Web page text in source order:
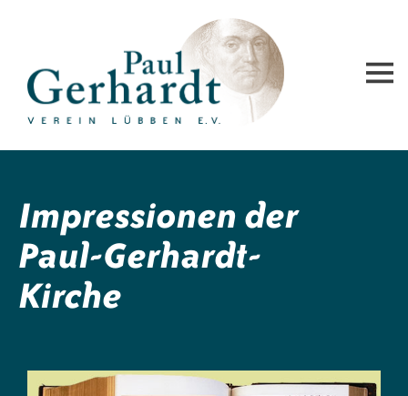
Paul-Gerhardt-Verein Lübben e.V.
Impressionen der
Paul-Gerhardt-
Kirche